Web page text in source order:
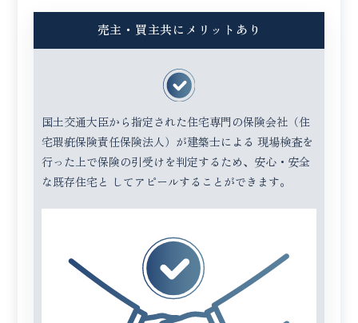
売主・買主共にメリットあり
国土交通大臣から指定された住宅専門の保険会社（住
宅瑕疵保険責任保険法人）が建築士による 現場検査を
行った上で保険の引受けを判定するため、安心・安全
な既存住宅と してアピールすることができます。